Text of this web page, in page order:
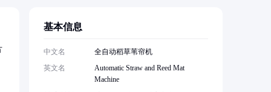
基本信息
中文名
全自动稻草苇帘机
英文名
Automatic Straw and Reed Mat
Machine